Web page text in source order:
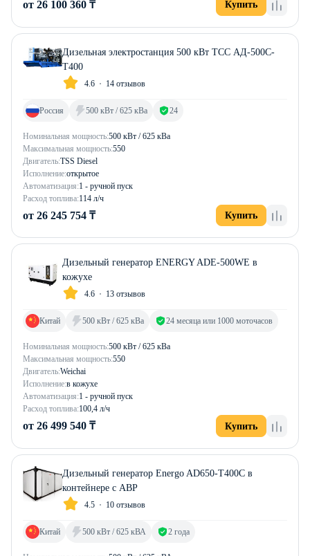
от 26 100 360 ₸ Купить
Дизельная электростанция 500 кВт ТСС АД-500С-
Т400
4.6 14 отзывов
Номинальная мощность:500 кВт / 625 кВа
Максимальная мощность:550
Двигатель:TSS Diesel
Исполнение:открытое
Автоматизация:1 - ручной пуск
Расход топлива:114 л/ч
Россия 500 кВт / 625 кВа 24
от 26 245 754 ₸ Купить
Дизельный генератор ENERGY ADE-500WE в
кожухе
4.6 13 отзывов
Номинальная мощность:500 кВт / 625 кВа
Максимальная мощность:550
Двигатель:Weichai
Исполнение:в кожухе
Автоматизация:1 - ручной пуск
Расход топлива:100,4 л/ч
Китай 500 кВт / 625 кВа 24 месяца или 1000 моточасов
от 26 499 540 ₸ Купить
Дизельный генератор Energo AD650-T400C в
контейнере с АВР
4.5 10 отзывов
Китай 500 кВт / 625 кВА 2 года